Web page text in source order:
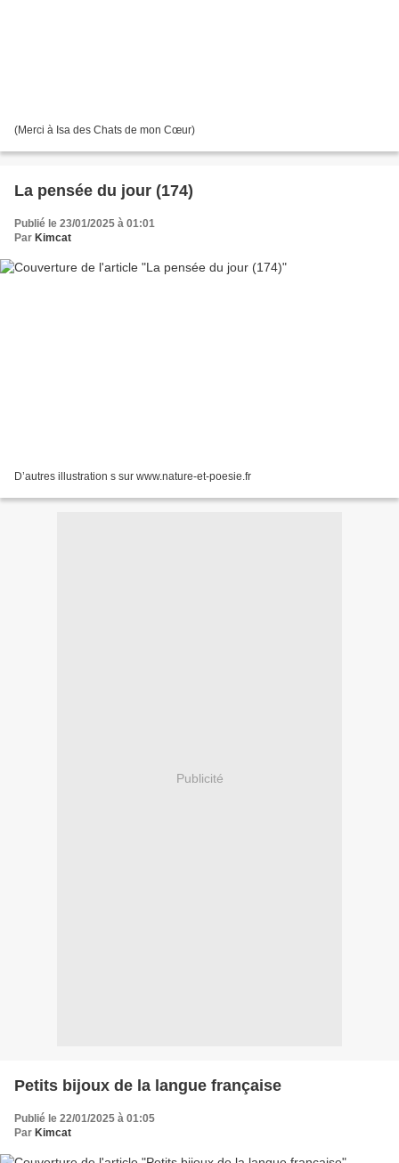
(Merci à Isa des Chats de mon Cœur)
La pensée du jour (174)
Publié le 23/01/2025 à 01:01
Par Kimcat
D’autres illustration s sur www.nature-et-poesie.fr
Publicité
Petits bijoux de la langue française
Publié le 22/01/2025 à 01:05
Par Kimcat